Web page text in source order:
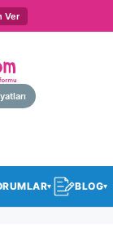
Ver
▾ BLOG▾